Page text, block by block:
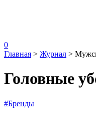
0
Главная > Журнал >
Головные
#Бренды